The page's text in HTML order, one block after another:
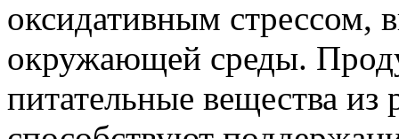
оксидативным стрессом,
окружающей среды.
питательные вещества